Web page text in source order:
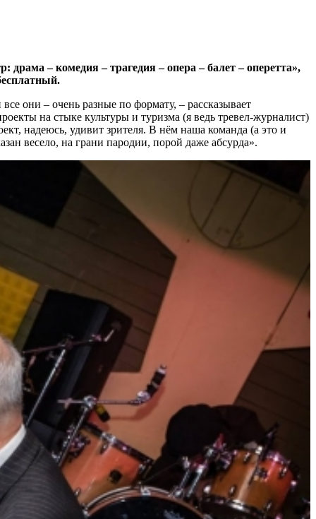
– комедия – трагедия – опера – балет – оперетта»,
они – очень разные по формату, – рассказывает
на стыке культуры и туризма (я ведь тревел-журналист)
надеюсь, удивит зрителя. В нём наша команда (а это и
весело, на грани пародии, порой даже абсурда».